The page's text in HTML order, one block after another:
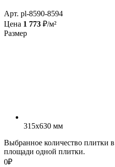
Арт. pl-8590-8594
Цена 1 773 ₽/м²
Размер
315x630 мм
Выбранное количество плитки в
площади одной плитки.
0₽